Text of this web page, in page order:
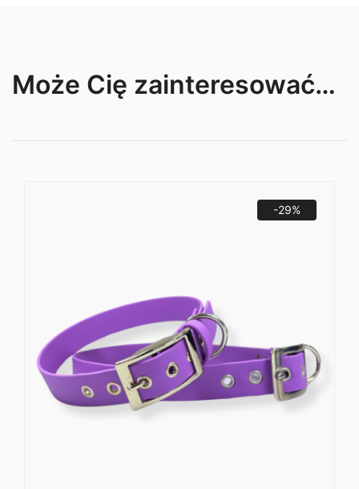
Może Cię zainteresować…
-29%